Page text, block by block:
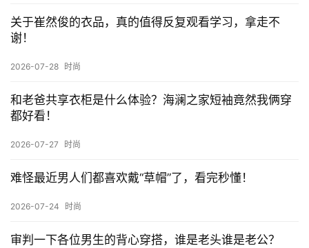
公
司
时
技
关于崔然俊的衣品，真的值得反复观看学习，拿走不
谢！
2026-07-28 时尚
和老爸共享衣柜是什么体验？海澜之家短袖竟然我俩穿
都好看！
2026-07-27 时尚
难怪最近男人们都喜欢戴“草帽”了，看完秒懂！
2026-07-24 时尚
审判一下各位男生的背心穿搭，谁是老头谁是老公？